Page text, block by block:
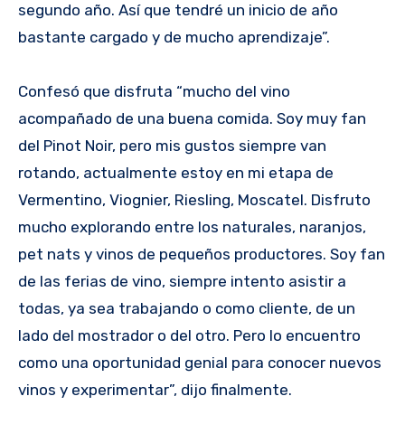
segundo año. Así que tendré un inicio de año
bastante cargado y de mucho aprendizaje”.
Confesó que disfruta “mucho del vino
acompañado de una buena comida. Soy muy fan
del Pinot Noir, pero mis gustos siempre van
rotando, actualmente estoy en mi etapa de
Vermentino, Viognier, Riesling, Moscatel. Disfruto
mucho explorando entre los naturales, naranjos,
pet nats y vinos de pequeños productores. Soy fan
de las ferias de vino, siempre intento asistir a
todas, ya sea trabajando o como cliente, de un
lado del mostrador o del otro. Pero lo encuentro
como una oportunidad genial para conocer nuevos
vinos y experimentar”, dijo finalmente.